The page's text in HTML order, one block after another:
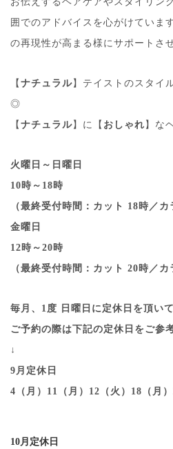
囲でのアドバイスを心がけていま
の再現性が高まる様にサポートさ
【 ナチュラル】テイストのスタイ
◎
【 ナチュラル】に【 おしゃれ 】な
火曜日～日曜日
10時～18時
（最終受付時間：カット 18時／カ
金曜日
12時～20時
（最終受付時間：カット 20時／カ
毎月、1度 日曜日に定休日を頂い
ご予約の際は下記の定休日をご参
↓
9月定休日
4（月）11（月）12（火）18（月）
10月定休日